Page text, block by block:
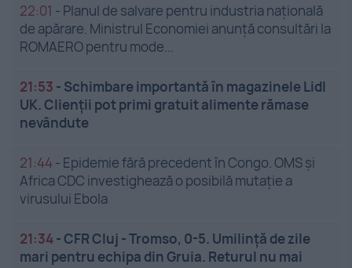
22:01 - Planul de salvare pentru industria națională
de apărare. Ministrul Economiei anunță consultări la
ROMAERO pentru mode...
21:53 - Schimbare importantă în magazinele Lidl
UK. Clienții pot primi gratuit alimente rămase
nevândute
21:44 - Epidemie fără precedent în Congo. OMS și
Africa CDC investighează o posibilă mutație a
virusului Ebola
21:34-CFR Cluj - Tromso, 0-5. Umilință de zile
mari pentru echipa din Gruia. Returul nu mai